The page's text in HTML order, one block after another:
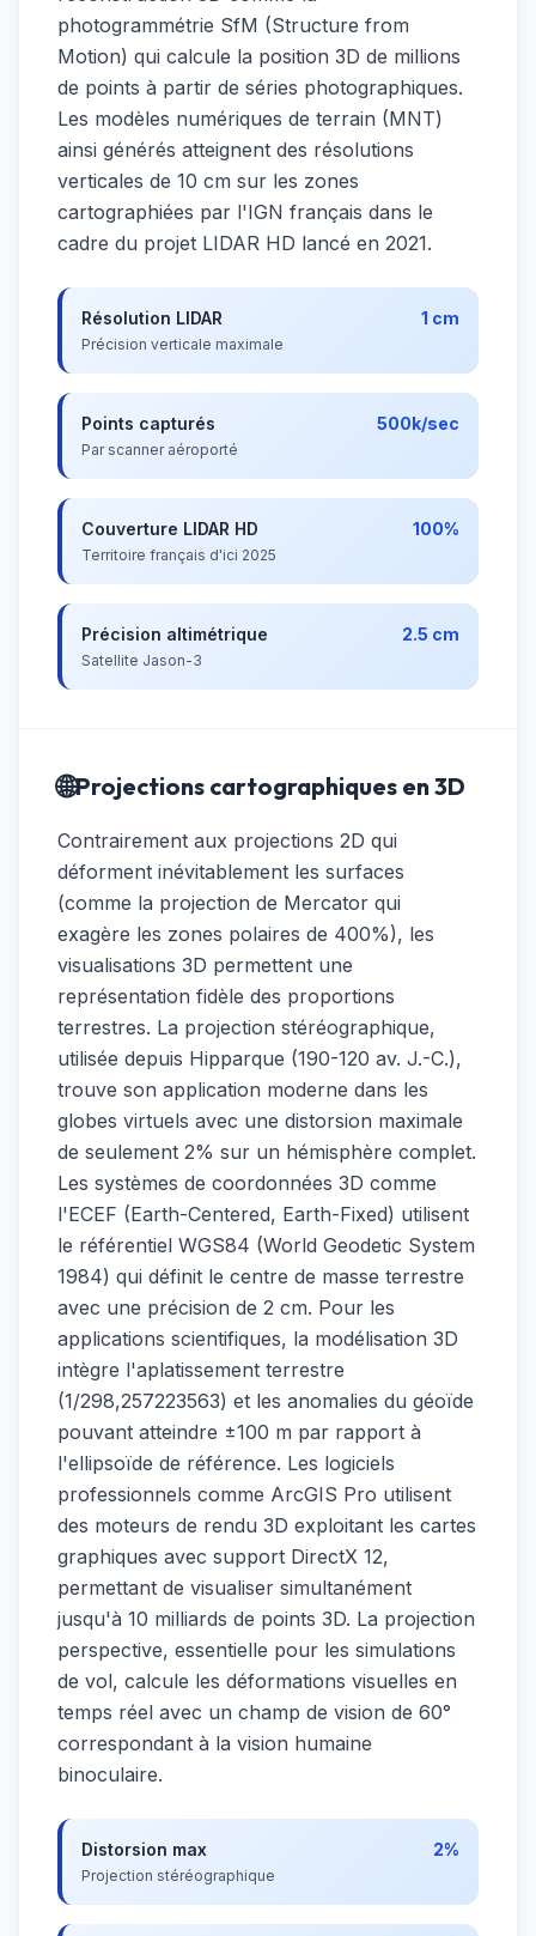
photogrammétrie SfM (Structure from
Motion) qui calcule la position 3D de millions
de points à partir de séries photographiques.
Les modèles numériques de terrain (MNT)
ainsi générés atteignent des résolutions
verticales de 10 cm sur les zones
cartographiées par l'IGN français dans le
cadre du projet LIDAR HD lancé en 2021.
Résolution LIDAR 1 cm
Précision verticale maximale
Points capturés 500k/sec
Par scanner aéroporté
Couverture LIDAR HD 100%
Territoire français d'ici 2025
Précision altimétrique 2.5 cm
Satellite Jason-3
🌐Projections cartographiques en 3D
Contrairement aux projections 2D qui
déforment inévitablement les surfaces
(comme la projection de Mercator qui
exagère les zones polaires de 400%), les
visualisations 3D permettent une
représentation fidèle des proportions
terrestres. La projection stéréographique,
utilisée depuis Hipparque (190-120 av. J.-C.),
trouve son application moderne dans les
globes virtuels avec une distorsion maximale
de seulement 2% sur un hémisphère complet.
Les systèmes de coordonnées 3D comme
l'ECEF (Earth-Centered, Earth-Fixed) utilisent
le référentiel WGS84 (World Geodetic System
1984) qui définit le centre de masse terrestre
avec une précision de 2 cm. Pour les
applications scientifiques, la modélisation 3D
intègre l'aplatissement terrestre
(1/298,257223563) et les anomalies du géoïde
pouvant atteindre ±100 m par rapport à
l'ellipsoïde de référence. Les logiciels
professionnels comme ArcGIS Pro utilisent
des moteurs de rendu 3D exploitant les cartes
graphiques avec support DirectX 12,
permettant de visualiser simultanément
jusqu'à 10 milliards de points 3D. La projection
perspective, essentielle pour les simulations
de vol, calcule les déformations visuelles en
temps réel avec un champ de vision de 60°
correspondant à la vision humaine
binoculaire.
Distorsion max 2%
Projection stéréographique